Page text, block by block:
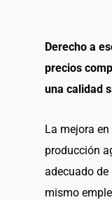
Derecho a
precios
una calidad
La mejora
producción
adecuado
mismo